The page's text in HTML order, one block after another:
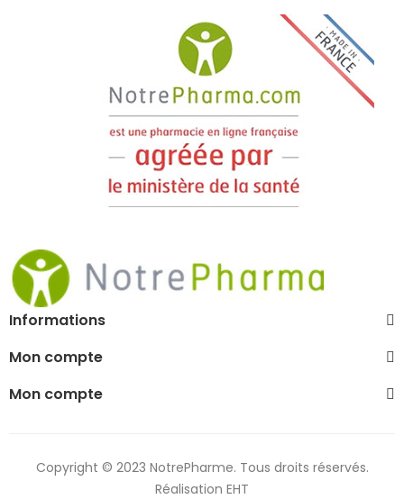
Informations
Mon compte
Mon compte
Copyright © 2023 NotrePharme. Tous droits réservés.
Réalisation EHT